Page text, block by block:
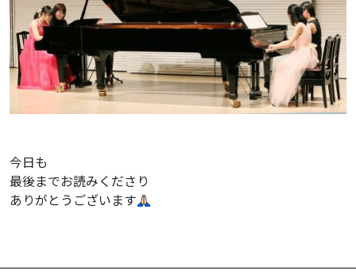
今日も
最後までお読みくださり
ありがとうございます